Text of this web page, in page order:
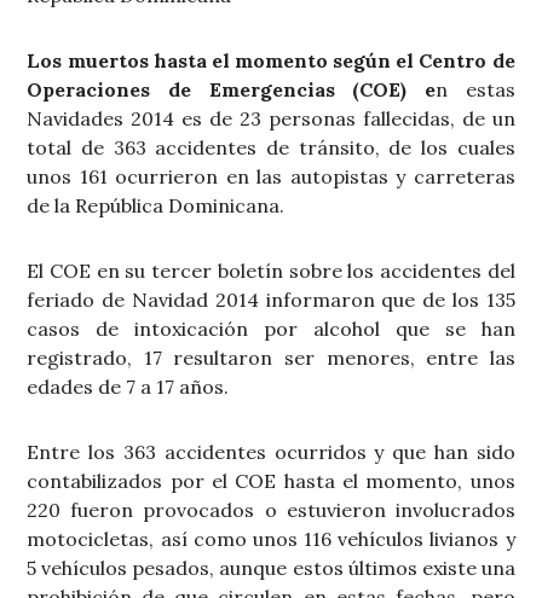
Los muertos hasta el momento según el Centro de
Operaciones de Emergencias (COE) en estas
Navidades 2014 es de 23 personas fallecidas, de un
total de 363 accidentes de tránsito, de los cuales
unos 161 ocurrieron en las autopistas y carreteras
de la República Dominicana.
El COE en su tercer boletín sobre los accidentes del
feriado de Navidad 2014 informaron que de los 135
casos de intoxicación por alcohol que se han
registrado, 17 resultaron ser menores, entre las
edades de 7 a 17 años.
Entre los 363 accidentes ocurridos y que han sido
contabilizados por el COE hasta el momento, unos
220 fueron provocados o estuvieron involucrados
motocicletas, así como unos 116 vehículos livianos y
5 vehículos pesados, aunque estos últimos existe una